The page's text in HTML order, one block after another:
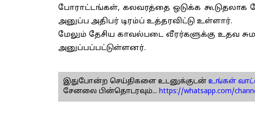
போராட்டங்கள், கலவரத்தை ஒடுக்க கூடுதலாக
அனுப்ப அதிபர் டிரம்ப் உத்தரவிட்டு உள்ளார்.
மேலும் தேசிய காவல்படை வீரர்களுக்கு உதவ
அனுப்பப்பட்டுள்ளனர்.
இதுபோன்ற செய்திகளை உடனுக்குடன் உங்கள்
சேனலை பின்தொடரவும்... https://whatsapp.com/